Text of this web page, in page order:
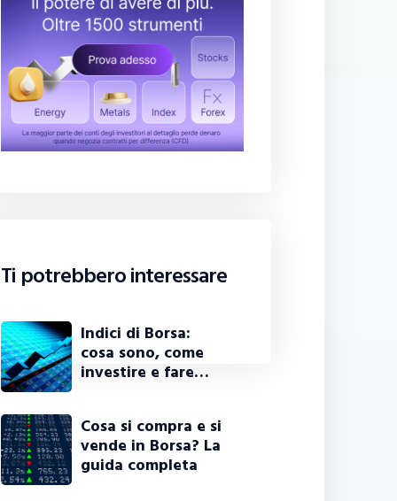
Ti potrebbero interessare
Indici di Borsa:
cosa sono, come
investire e fare…
Cosa si compra e si
vende in Borsa? La
guida completa